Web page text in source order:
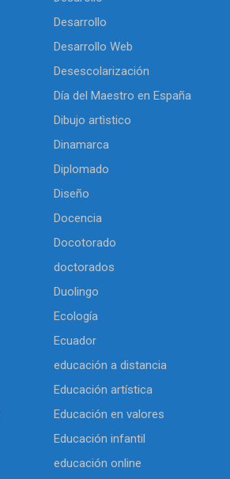
Desarrollo
Desarrollo Web
Desescolarización
Día del Maestro en España
Dibujo artìstico
Dinamarca
Diplomado
Diseño
Docencia
Docotorado
doctorados
Duolingo
Ecología
Ecuador
educación a distancia
Educación artística
Educación en valores
Educación infantil
educación online